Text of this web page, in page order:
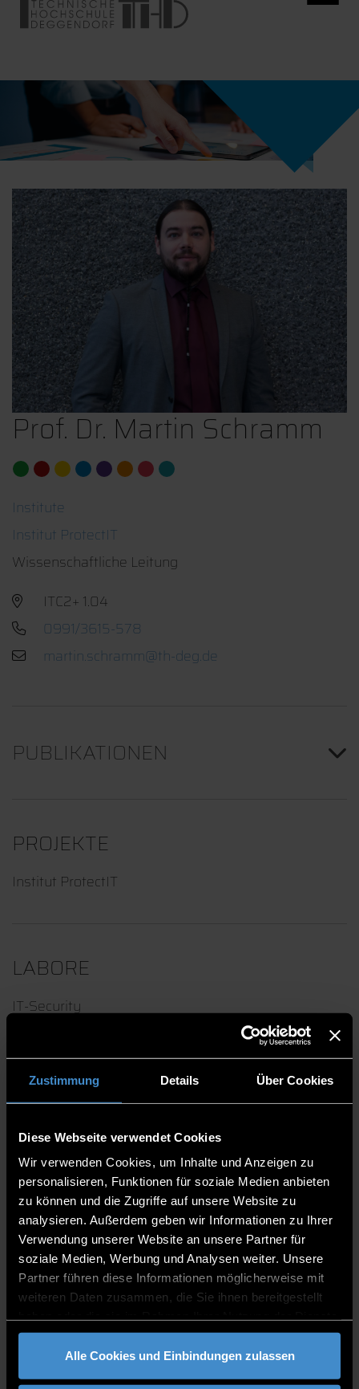
Zustimmung Details Über Cookies
Diese Webseite verwendet Cookies
Wir verwenden Cookies, um Inhalte und Anzeigen zu
personalisieren, Funktionen für soziale Medien anbieten
zu können und die Zugriffe auf unsere Website zu
analysieren. Außerdem geben wir Informationen zu Ihrer
Verwendung unserer Website an unsere Partner für
soziale Medien, Werbung und Analysen weiter. Unsere
Partner führen diese Informationen möglicherweise mit
weiteren Daten zusammen, die Sie ihnen bereitgestellt
gesammelt haben.
Alle Cookies und Einbindungen zulassen
Prof. Dr. Martin Schramm
Institute
Institut ProtectIT
Wissenschaftliche Leitung
ITC2+ 1.04
0991/3615-578
PUBLIKATIONEN
PROJEKTE
Institut ProtectIT
LABORE
IT-Security
KERNKOMPETENZEN
Angewandte Kryptographie (ECC, PBC, PQC)
Elliptische Kurven Kryptographie
Paarungsbasierte Kryptographie
Post-Quanten-Kryptographie
Leichtgewichtige Kryptographie
Distributed-Ledger-Technologien
FPGA-Programmierung
Sicherheitsaspekte im Bereich autonomes
Fahren
Security Mechanismen in industriellen
Netzwerken